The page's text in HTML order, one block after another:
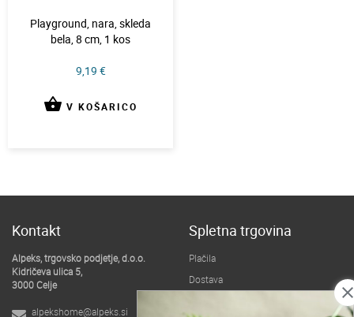
Playground, nara, skleda
bela, 8 cm, 1 kos
9,19 €
shopping_basket V KOŠARICO
Kontakt
Alpeks, trgovsko podjetje, d.o.o.
Kidričeva ulica 5,
3000 Celje
alpekshome@alpeks.si
Spletna trgovina
Plačila
Dostava